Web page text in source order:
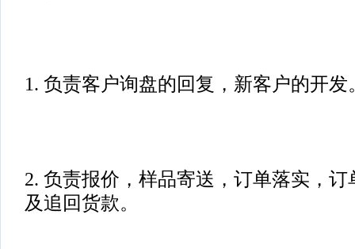
1. 负责客户询盘的回复，新客户的开发
2. 负责报价，样品寄送，订单落实，
及追回货款。